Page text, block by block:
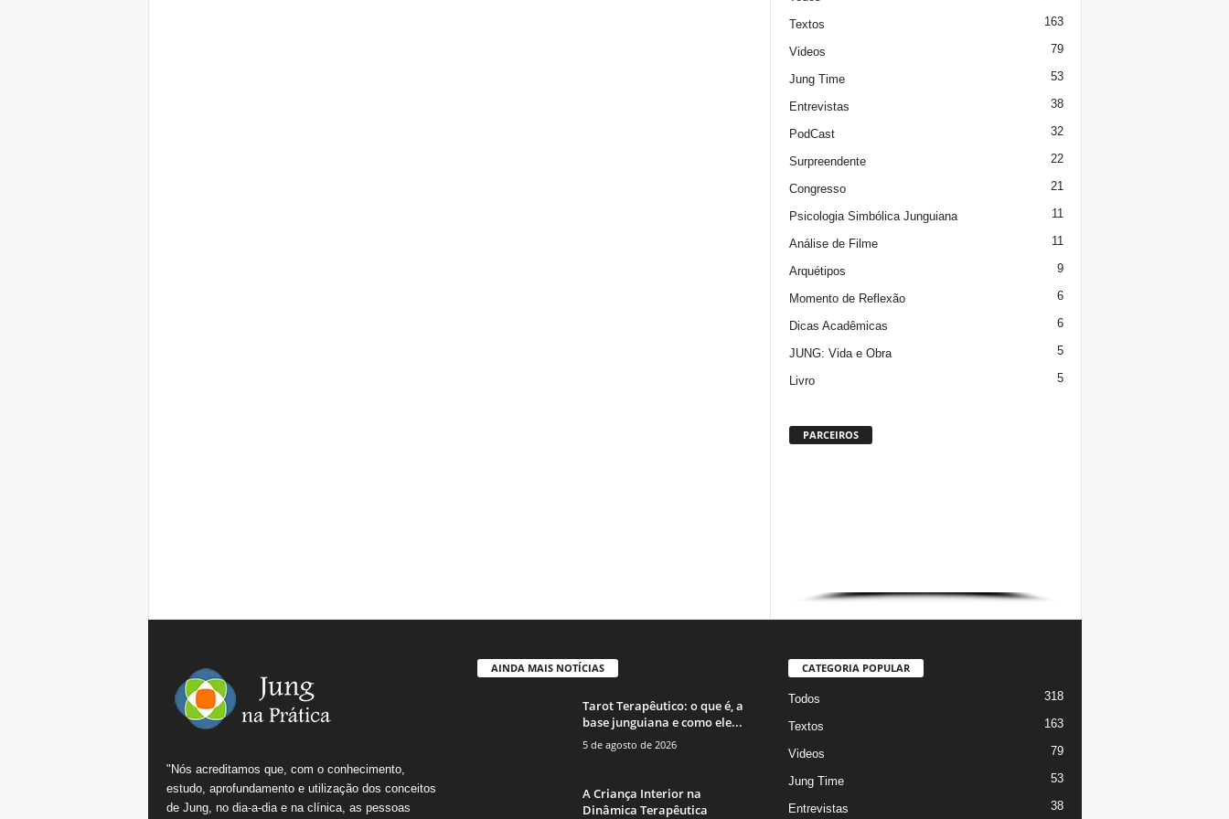
Textos 163
Videos 79
Jung Time 53
Entrevistas 38
PodCast 32
Surpreendente 22
Congresso 21
Psicologia Simbólica Junguiana 11
Análise de Filme 11
Arquétipos 9
Momento de Reflexão 6
Dicas Acadêmicas 6
JUNG: Vida e Obra 5
Livro 5
PARCEIROS
"Nós acreditamos que, com o conhecimento,
estudo, aprofundamento e utilização dos conceitos
de Jung, no dia-a-dia e na clínica, as pessoas
AINDA MAIS NOTÍCIAS
Tarot Terapêutico: o que é, a
base junguiana e como ele...
5 de agosto de 2026
A Criança Interior na
Dinâmica Terapêutica
CATEGORIA POPULAR
Todos 318
Textos 163
Videos 79
Jung Time 53
Entrevistas 38